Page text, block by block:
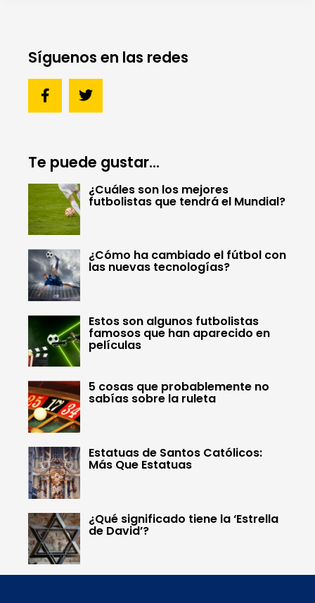
Síguenos en las redes
Te puede gustar...
¿Cuáles son los mejores
futbolistas que tendrá el Mundial?
¿Cómo ha cambiado el fútbol con
las nuevas tecnologías?
Estos son algunos futbolistas
famosos que han aparecido en
películas
5 cosas que probablemente no
sabías sobre la ruleta
Estatuas de Santos Católicos:
Más Que Estatuas
¿Qué significado tiene la ‘Estrella
de David’?